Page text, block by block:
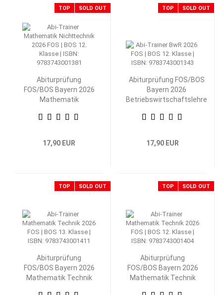
TOP SOLD OUT
Abiturprüfung
FOS/BOS Bayern 2026
Mathematik
Klasse
17,90 EUR
TOP SOLD OUT
Abiturprüfung FOS/BOS
Bayern 2026
Betriebswirtschaftslehre
Klasse
17,90 EUR
TOP SOLD OUT
Abiturprüfung
FOS/BOS Bayern 2026
Mathematik Technik
TOP SOLD OUT
Abiturprüfung
FOS/BOS Bayern 2026
Mathematik Technik